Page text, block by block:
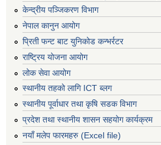
केन्द्रीय पञ्जिकरण विभाग
नेपाल कानुन आयोग
प्रिती फन्ट बाट युनिकोड कन्भर्रटर
राष्ट्रिय योजना आयोग
लोक सेवा आयोग
स्थानीय तहको लागि ICT ब्लग
स्थानीय पूर्वाधार तथा कृषि सडक विभाग
प्रदेश तथा स्थानीय शासन सहयोग कार्यक्रम
नयाँ मलेप फारमहरु (Excel file)